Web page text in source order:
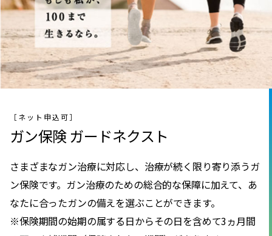
［ネット申込可］
ガン保険 ガードネクスト
さまざまなガン治療に対応し、治療が続く限り寄り添うガ
ン保険です。ガン治療のための総合的な保障に加えて、あ
なたに合ったガンの備えを選ぶことができます。
※保険期間の始期の属する日からその日を含めて3ヵ月間